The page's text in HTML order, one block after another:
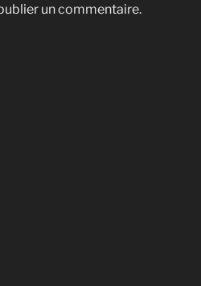
un commentaire.